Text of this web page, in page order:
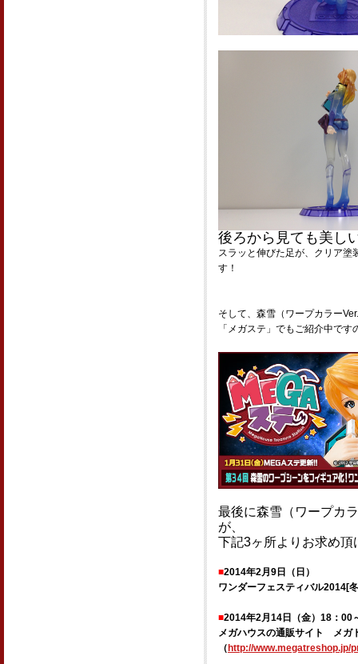
後ろから見ても美し
スラッと伸びた足が、クリア塗
す！
そして、森雪（ワープカラー
「メガステ」でもご紹介中で
最後に森雪（ワープカ
が、
下記3ヶ所よりお求め頂
■2014年2月9日（日）
ワンダーフェスティバル
■2014年2月14日（金）18：00
メガハウスの通販サイト メガ
（http://www.megatreshop.jp/